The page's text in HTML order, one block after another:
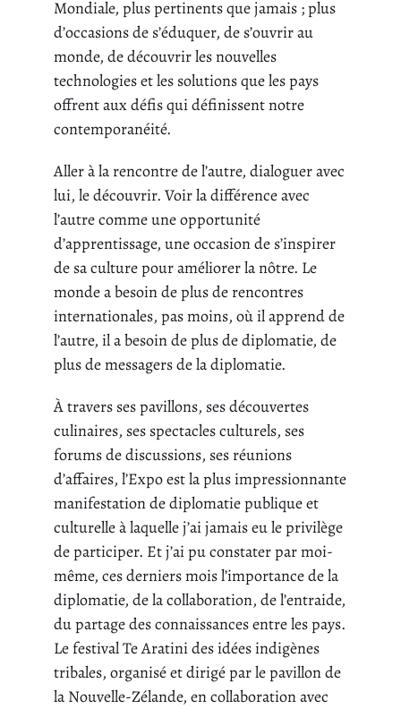
Mondiale, plus pertinents que jamais ; plus
d’occasions de s’éduquer, de s’ouvrir au
monde, de découvrir les nouvelles
technologies et les solutions que les pays
offrent aux défis qui définissent notre
contemporanéité.
Aller à la rencontre de l’autre, dialoguer avec
lui, le découvrir. Voir la différence avec
l’autre comme une opportunité
d’apprentissage, une occasion de s’inspirer
de sa culture pour améliorer la nôtre. Le
monde a besoin de plus de rencontres
internationales, pas moins, où il apprend de
l’autre, il a besoin de plus de diplomatie, de
plus de messagers de la diplomatie.
À travers ses pavillons, ses découvertes
culinaires, ses spectacles culturels, ses
forums de discussions, ses réunions
d’affaires, l’Expo est la plus impressionnante
manifestation de diplomatie publique et
culturelle à laquelle j’ai jamais eu le privilège
de participer. Et j’ai pu constater par moi-
même, ces derniers mois l’importance de la
diplomatie, de la collaboration, de l’entraide,
du partage des connaissances entre les pays.
Le festival Te Aratini des idées indigènes
tribales, organisé et dirigé par le pavillon de
la Nouvelle-Zélande, en collaboration avec